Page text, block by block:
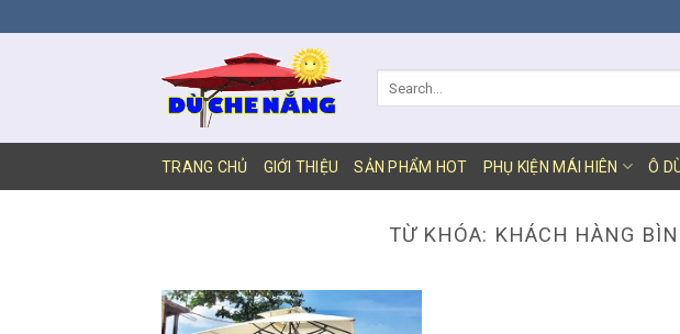
VỤ
HÒA
TRANG CHỦ GIỚI THIỆU SẢN PHẨM HOT PHỤ KIỆN MÁI HIÊN Ô
TỪ KHÓA: KHÁCH HÀNG